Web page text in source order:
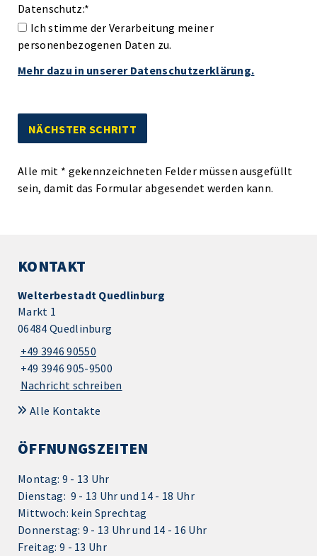
Datenschutz:*
Ich stimme der Verarbeitung meiner
personenbezogenen Daten zu.
Mehr dazu in unserer Datenschutzerklärung.
Alle mit * gekennzeichneten Felder müssen ausgefüllt
sein, damit das Formular abgesendet werden kann.
KONTAKT
Welterbestadt Quedlinburg
Markt 1
06484 Quedlinburg
+49 3946 90550
+49 3946 905-9500
Nachricht schreiben
Alle Kontakte
ÖFFNUNGSZEITEN
Montag: 9 - 13 Uhr
Dienstag: 9 - 13 Uhr und 14 - 18 Uhr
Mittwoch: kein Sprechtag
Donnerstag: 9 - 13 Uhr und 14 - 16 Uhr
Freitag: 9 - 13 Uhr